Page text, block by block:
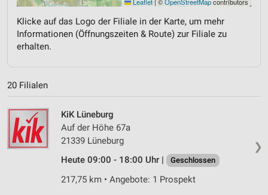
Leaflet | ©OpenStreetMapcontributors
Klicke auf das Logo der Filiale in der Karte, um mehr
Informationen (Öffnungszeiten & Route) zur Filiale zu
erhalten.
20 Filialen
❯
KiK Lüneburg
Auf der Höhe 67a
21339 Lüneburg
Heute 09:00 - 18:00 Uhr |
Geschlossen
217,75 km • Angebote: 1 Prospekt